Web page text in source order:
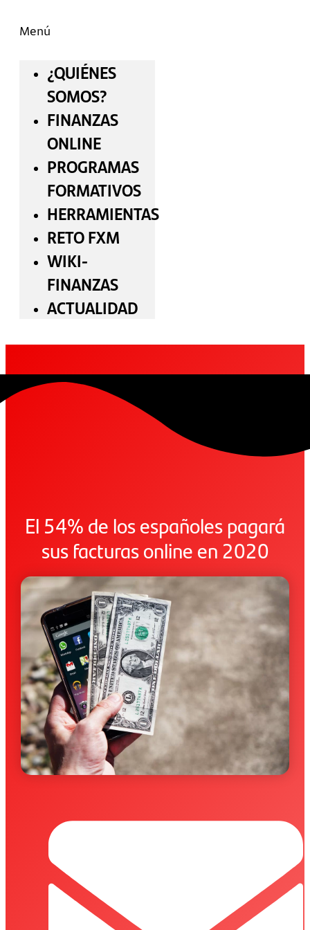
Menú
¿QUIÉNES
SOMOS?
FINANZAS
ONLINE
PROGRAMAS
FORMATIVOS
HERRAMIENTAS
RETO FXM
WIKI-
FINANZAS
ACTUALIDAD
El 54% de los españoles pagará
sus facturas online en 2020